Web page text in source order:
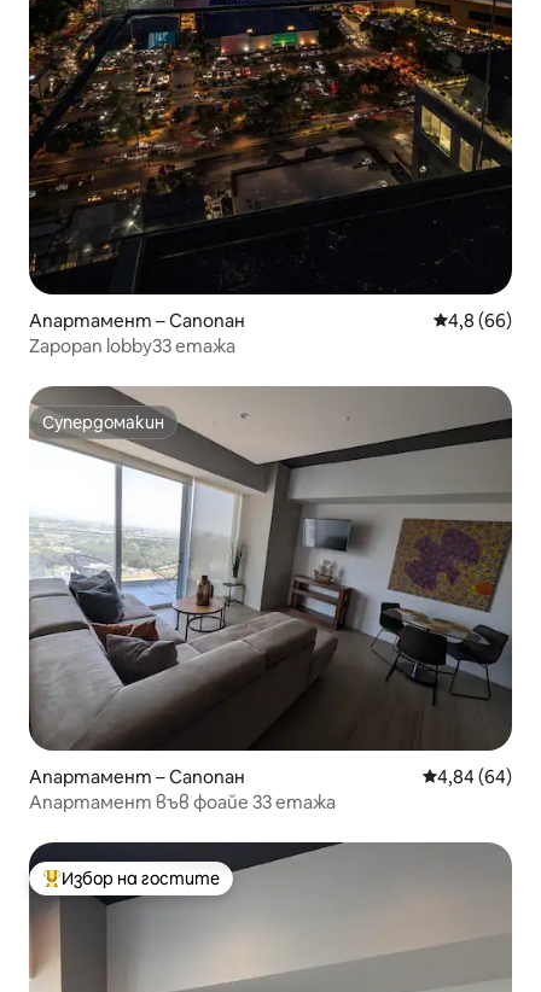
Апартамент – Сапопан Средна
4,8 (66)
Zapopan lobby33 етажа
Супердомакин
Супердомакин
Апартамент – Сапопан Средна
4,84 (64)
Апартамент във фоайе 33 етажа
Най-популярен избор на гостите
Избор на гостите